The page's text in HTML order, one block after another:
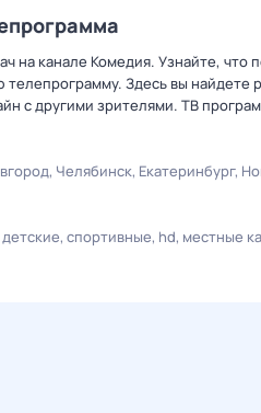
на канале Комедия. Узнайте, что
Здесь вы найдете
с другими зрителями. ТВ
Челябинск Екатеринбург
детские спортивные hd местные